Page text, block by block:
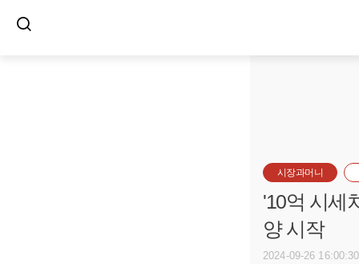
시장과머니
'10억 시세
양 시작
2024-09-26 16:00:30